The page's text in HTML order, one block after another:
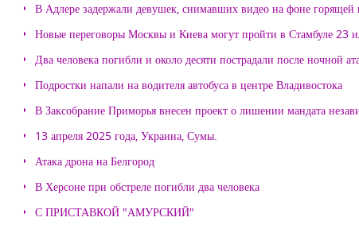
В Адлере задержали девушек, снимавших видео на фоне горящей
Новые переговоры Москвы и Киева могут пройти в Стамбуле 23
Два человека погибли и около десяти пострадали после ночной
Подростки напали на водителя автобуса в центре Владивостока
В Заксобрание Приморья внесен проект о лишении мандата
13 апреля 2025 года, Украина, Сумы.
Атака дрона на Белгород
В Херсоне при обстреле погибли два человека
С ПРИСТАВКОЙ "АМУРСКИЙ"